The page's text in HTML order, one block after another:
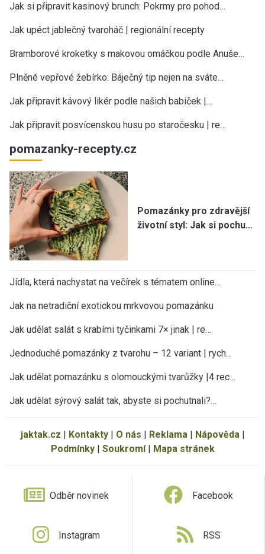
Jak si připravit kasinový brunch: Pokrmy pro pohod…
Jak upéct jablečný tvaroháč | regionální recepty
Bramborové kroketky s makovou omáčkou podle Anuše…
Plněné vepřové žebírko: Báječný tip nejen na sváte…
Jak připravit kávový likér podle našich babiček |…
Jak připravit posvícenskou husu po staročesku | re…
pomazanky-recepty.cz
Pomazánky pro zdravější
životní styl: Jak si pochu…
Jídla, která nachystat na večírek s tématem online…
Jak na netradiční exotickou mrkvovou pomazánku
Jak udělat salát s krabími tyčinkami 7× jinak | re…
Jednoduché pomazánky z tvarohu – 12 variant | rych…
Jak udělat pomazánku s olomouckými tvarůžky |4 rec…
Jak udělat sýrový salát tak, abyste si pochutnali?…
jaktak.cz Kontakty| O nás Reklama| Nápověda|
Podmínky| Soukromí| Mapa stránek
Odběr novinek Facebook
Instagram RSS